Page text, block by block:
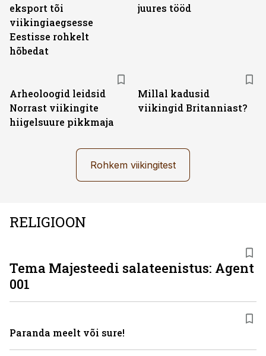
eksport tõi
viikingiaegsesse
Eestisse rohkelt
hõbedat
juures tööd
Arheoloogid leidsid
Norrast viikingite
hiigelsuure pikkmaja
Millal kadusid
viikingid Britanniast?
Rohkem viikingitest
RELIGIOON
Tema Majesteedi salateenistus: Agent
001
Paranda meelt või sure!